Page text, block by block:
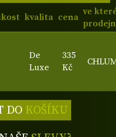
kvalita cena
ve
De
Luxe
335
Kč
DO KOŠÍKU